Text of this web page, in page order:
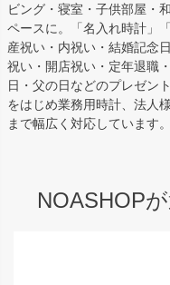
ビング・寝室・子供部屋・
ペースに。「名入れ時計」
産祝い・内祝い・結婚記念
祝い・開店祝い・定年退職
日・父の日などのプレゼン
をはじめ業務用時計、法人
まで幅広く対応しています。
NOASHOP